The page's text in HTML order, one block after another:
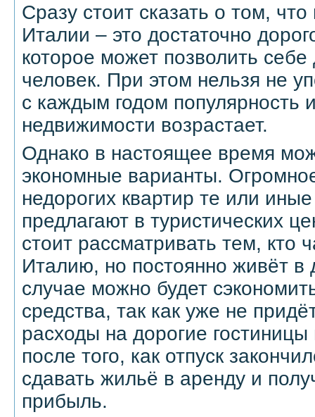
Сразу стоит сказать о том,
Италии – это достаточно
которое может позволить
человек. При этом нельзя не
с каждым годом популярность
недвижимости возрастает.
Однако в настоящее время
экономные варианты.
недорогих квартир те или иные
предлагают в туристических
стоит рассматривать тем, кто
Италию, но постоянно живёт в
случае можно будет
средства, так как уже не
расходы на дорогие
после того, как отпуск
сдавать жильё в аренду и
прибыль.